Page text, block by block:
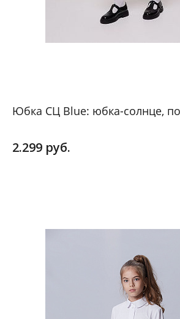
Юбка СЦ Blue: юбка-солнце,
2.299 руб.